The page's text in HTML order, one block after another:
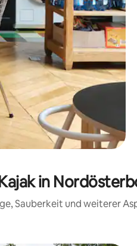
in
Sauberkeit und weiterer